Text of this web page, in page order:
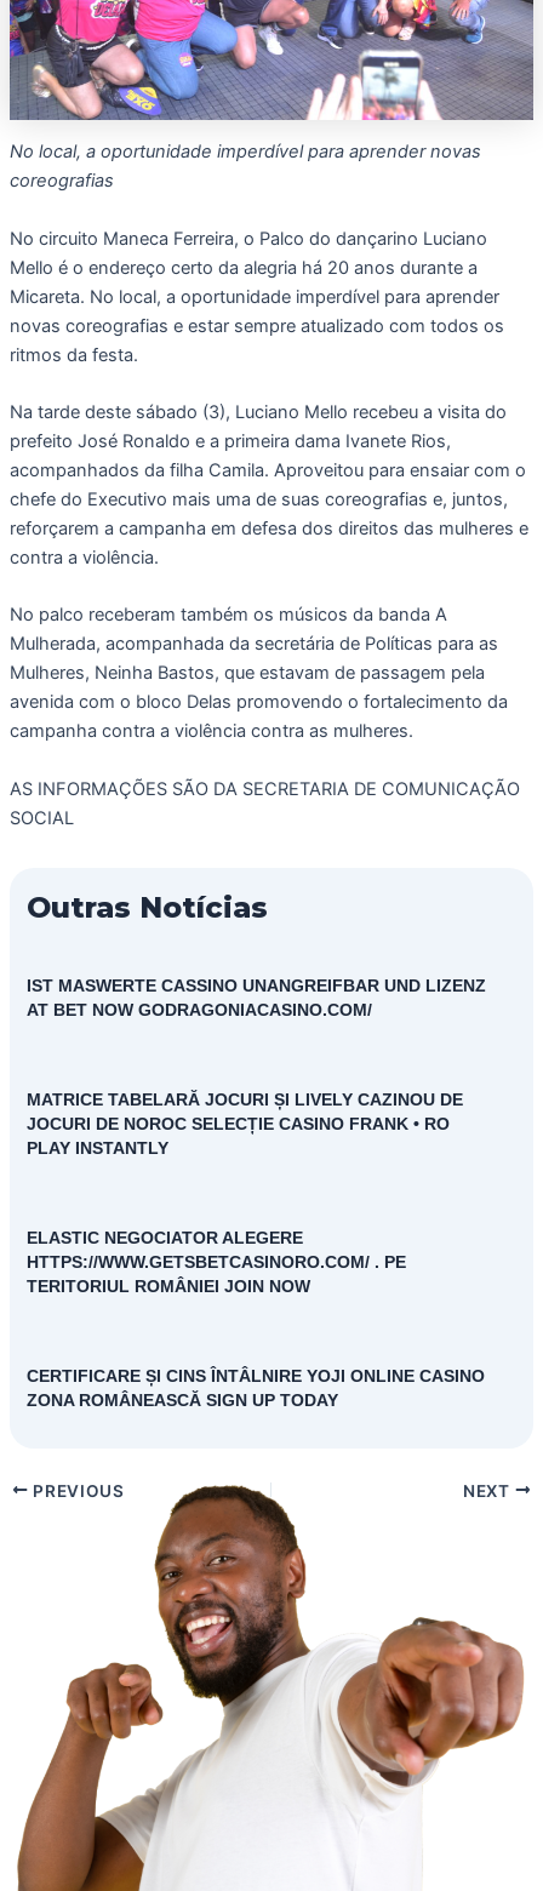
No local, a oportunidade imperdível para aprender novas
coreografias
No circuito Maneca Ferreira, o Palco do dançarino Luciano
Mello é o endereço certo da alegria há 20 anos durante a
Micareta. No local, a oportunidade imperdível para aprender
novas coreografias e estar sempre atualizado com todos os
ritmos da festa.
Na tarde deste sábado (3), Luciano Mello recebeu a visita do
prefeito José Ronaldo e a primeira dama Ivanete Rios,
acompanhados da filha Camila. Aproveitou para ensaiar com o
chefe do Executivo mais uma de suas coreografias e, juntos,
reforçarem a campanha em defesa dos direitos das mulheres e
contra a violência.
No palco receberam também os músicos da banda A
Mulherada, acompanhada da secretária de Políticas para as
Mulheres, Neinha Bastos, que estavam de passagem pela
avenida com o bloco Delas promovendo o fortalecimento da
campanha contra a violência contra as mulheres.
AS INFORMAÇÕES SÃO DA SECRETARIA DE COMUNICAÇÃO
SOCIAL
Outras Notícias
IST MASWERTE CASSINO UNANGREIFBAR UND LIZENZ
AT BET NOW GODRAGONIACASINO.COM/
MATRICE TABELARĂ JOCURI ȘI LIVELY CAZINOU DE
JOCURI DE NOROC SELECȚIE CASINO FRANK • RO
PLAY INSTANTLY
ELASTIC NEGOCIATOR ALEGERE
HTTPS://WWW.GETSBETCASINORO.COM/ . PE
TERITORIUL ROMÂNIEI JOIN NOW
CERTIFICARE ȘI CINS ÎNTÂLNIRE YOJI ONLINE CASINO
ZONA ROMÂNEASCĂ SIGN UP TODAY
PREVIOUS NEXT